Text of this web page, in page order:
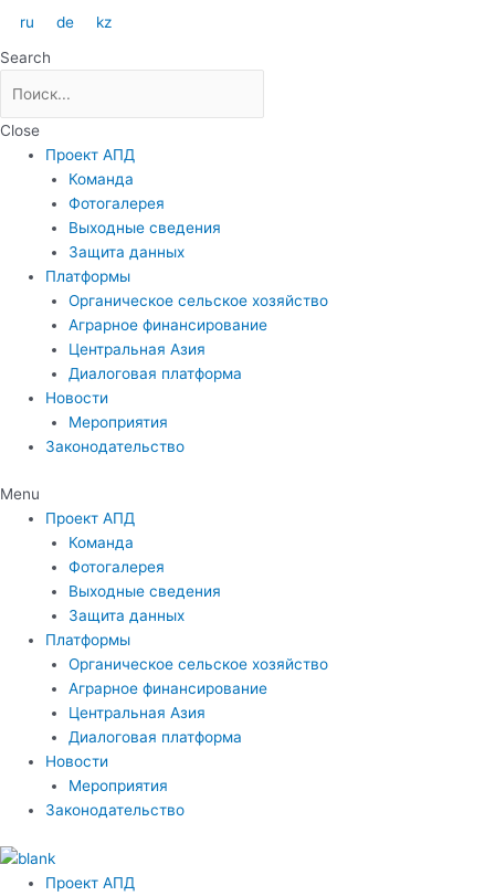
содержимому
ru de
kz
Search
Close
Проект АПД
Команда
Фотогалерея
Выходные сведения
Защита данных
Платформы
Органическое сельское хозяйство
Аграрное финансирование
Центральная Азия
Диалоговая платформа
Новости
Мероприятия
Законодательство
Menu
Проект АПД
Команда
Фотогалерея
Выходные сведения
Защита данных
Платформы
Органическое сельское хозяйство
Аграрное финансирование
Центральная Азия
Диалоговая платформа
Новости
Мероприятия
Законодательство
Проект АПД